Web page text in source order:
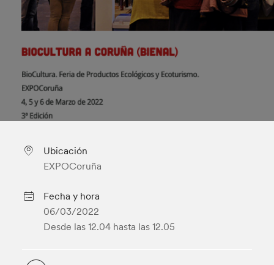
Ubicación
EXPOCoruña
Fecha y hora
06/03/2022
Desde las 12.04 hasta las 12.05